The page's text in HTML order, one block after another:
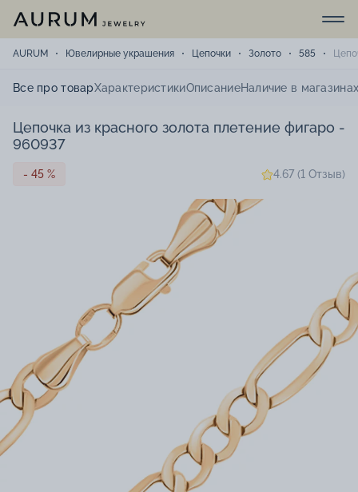
AURUM Ювелирные украшения Цепочки Золото 585
Все про товарХарактеристикиОписаниеНаличие в
Цепочка из красного золота плетение фигаро -
960937
- 45 % 4.67 (1 Отзыв)